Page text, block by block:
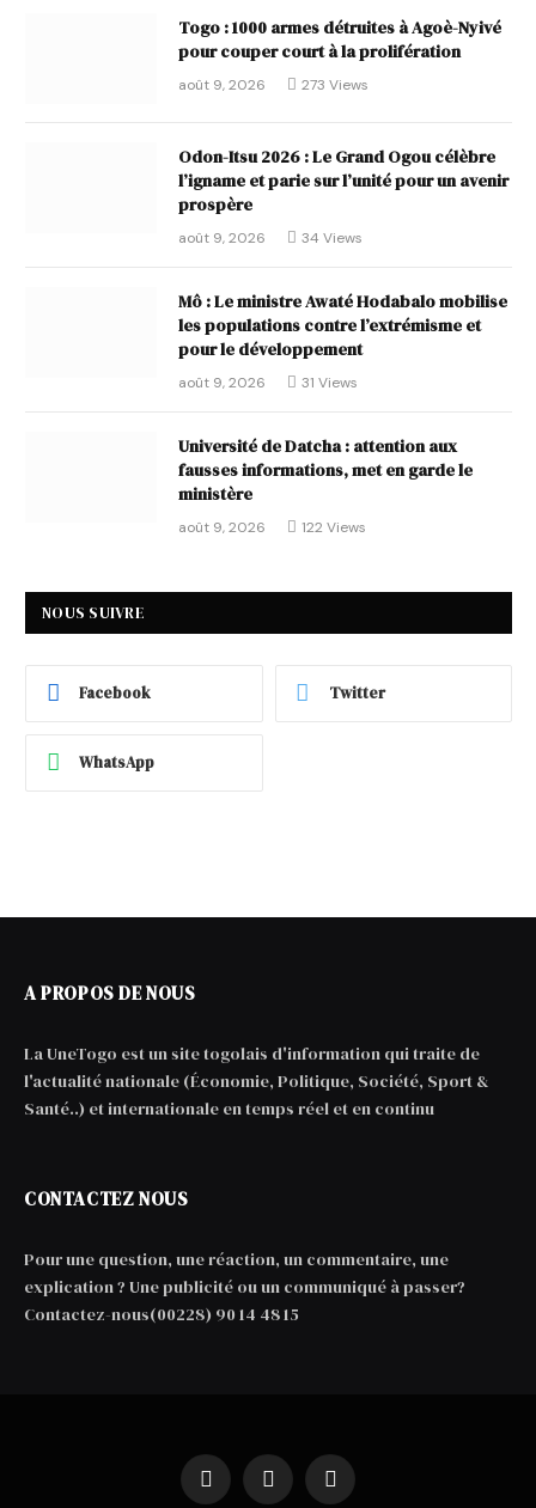
Togo : 1000 armes détruites à Agoè-Nyivé
pour couper court à la prolifération
août 9, 2026 273 Views
Odon-Itsu 2026 : Le Grand Ogou célèbre
l’igname et parie sur l’unité pour un avenir
prospère
août 9, 2026 34 Views
Mô : Le ministre Awaté Hodabalo mobilise
les populations contre l’extrémisme et
pour le développement
août 9, 2026 31 Views
Université de Datcha : attention aux
fausses informations, met en garde le
ministère
août 9, 2026 122 Views
NOUS SUIVRE
Facebook Twitter
WhatsApp
A PROPOS DE NOUS
La UneTogo est un site togolais d'information qui traite de
l'actualité nationale (Économie, Politique, Société, Sport &
Santé..) et internationale en temps réel et en continu
CONTACTEZ NOUS
Pour une question, une réaction, un commentaire, une
explication ? Une publicité ou un communiqué à passer?
Contactez-nous(00228) 90 14 48 15
Facebook
X
WhatsApp